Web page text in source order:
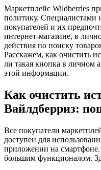
Маркетплейс Wildberries
политику. Специалистами
покупателей и их
интернет-магазине, в
действия по поиску
Расскажем, как очистить
ли такая кнопка в личном
этой информации.
Как очистить
Вайлдберриз:
Все покупатели
доступен для
приложении на смартфоне.
большим функционалом.